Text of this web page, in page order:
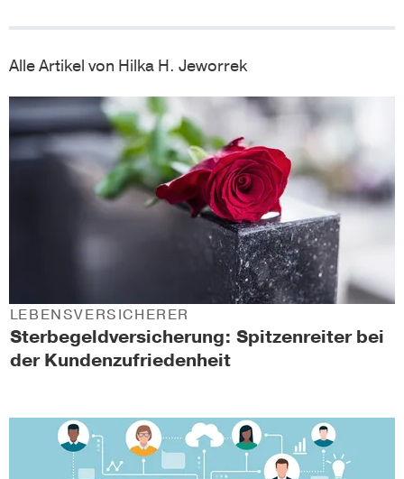
Alle Artikel von Hilka H. Jeworrek
Sterbegeld­versicherung: Spitzenreiter bei
der Kundenzufriedenheit
LEBENSVERSICHERER